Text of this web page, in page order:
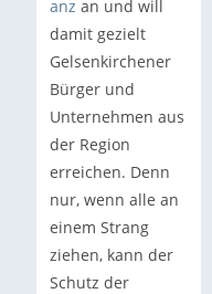
anz an und will
damit gezielt
Gelsenkirchener
Bürger und
Unternehmen aus
der Region
erreichen. Denn
nur, wenn alle an
einem Strang
ziehen, kann der
Schutz der